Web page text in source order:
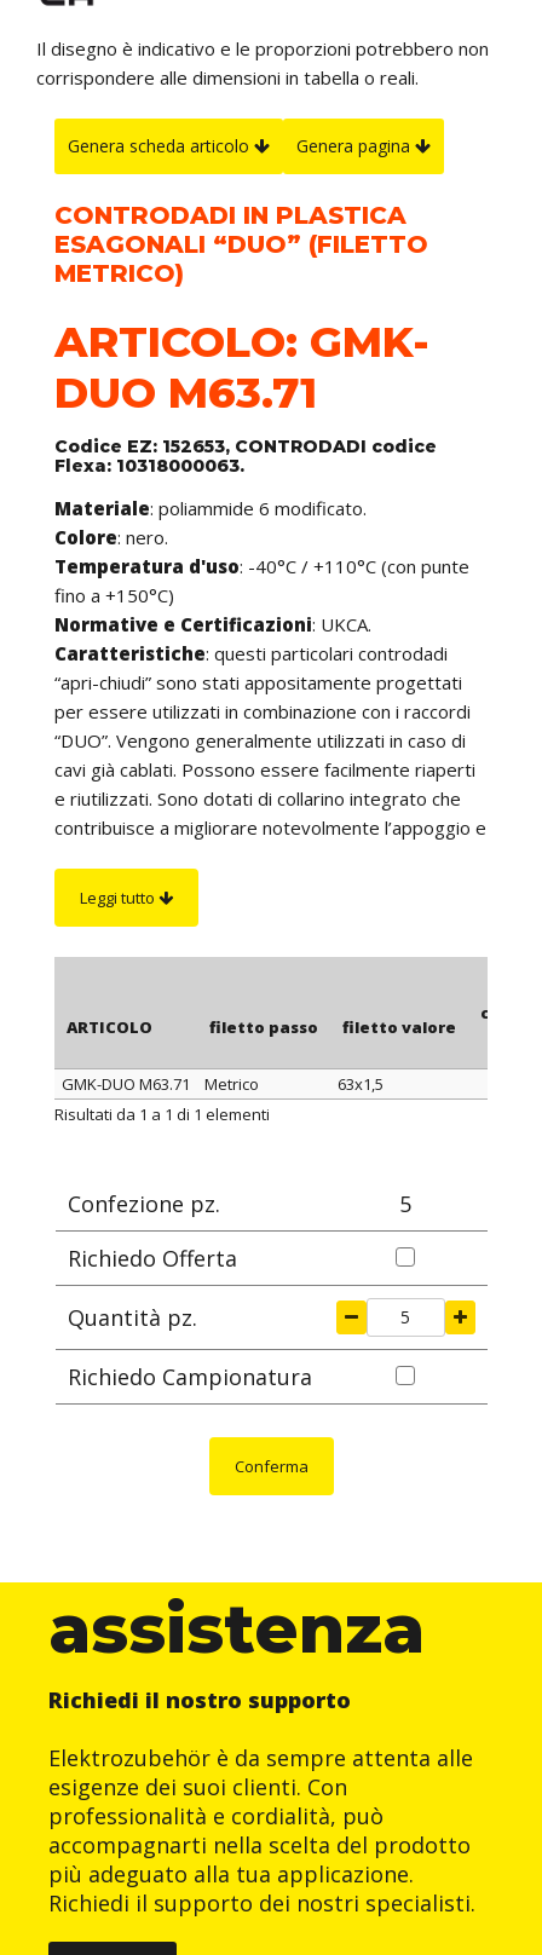
Il disegno è indicativo e le proporzioni potrebbero non
corrispondere alle dimensioni in tabella o reali.
Genera scheda articolo Genera pagina
CONTRODADI IN PLASTICA
ESAGONALI “DUO” (FILETTO
METRICO)
ARTICOLO: GMK-
DUO M63.71
Codice EZ: 152653, CONTRODADI codice
Flexa: 10318000063.
Materiale: poliammide 6 modificato.
Colore: nero.
Temperatura d'uso: -40°C / +110°C (con punte
fino a +150°C)
Normative e Certificazioni: UKCA.
Caratteristiche: questi particolari controdadi
“apri-chiudi” sono stati appositamente progettati
per essere utilizzati in combinazione con i raccordi
“DUO”. Vengono generalmente utilizzati in caso di
cavi già cablati. Possono essere facilmente riaperti
e riutilizzati. Sono dotati di collarino integrato che
contribuisce a migliorare notevolmente l’appoggio e
Leggi tutto
ARTICOLO filetto passo filetto valore
chiave
ARTICOLO filetto passo
GMK-DUO M63.71 Metrico 63x1,5
Risultati da 1 a 1 di 1 elementi
Confezione pz.
5
Richiedo Offerta
Quantità pz.
Richiedo Campionatura
Conferma
assistenza
Richiedi il nostro supporto
Elektrozubehör è da sempre attenta alle
esigenze dei suoi clienti. Con
professionalità e cordialità, può
accompagnarti nella scelta del prodotto
più adeguato alla tua applicazione.
Richiedi il supporto dei nostri specialisti.